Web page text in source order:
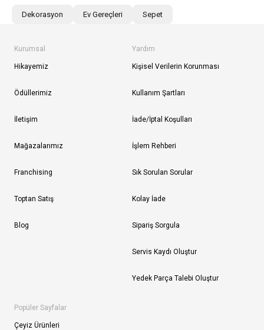
Dekorasyon Ev Gereçleri Sepet
Kurumsal
Hikayemiz
Ödüllerimiz
İletişim
Mağazalarımız
Franchising
Toptan Satış
Blog
Yardım
Kişisel Verilerin Korunması
Kullanım Şartları
İade/İptal Koşulları
İşlem Rehberi
Sık Sorulan Sorular
Kolay İade
Sipariş Sorgula
Servis Kaydı Oluştur
Yedek Parça Talebi Oluştur
Popüler Sayfalar
Çeyiz Ürünleri